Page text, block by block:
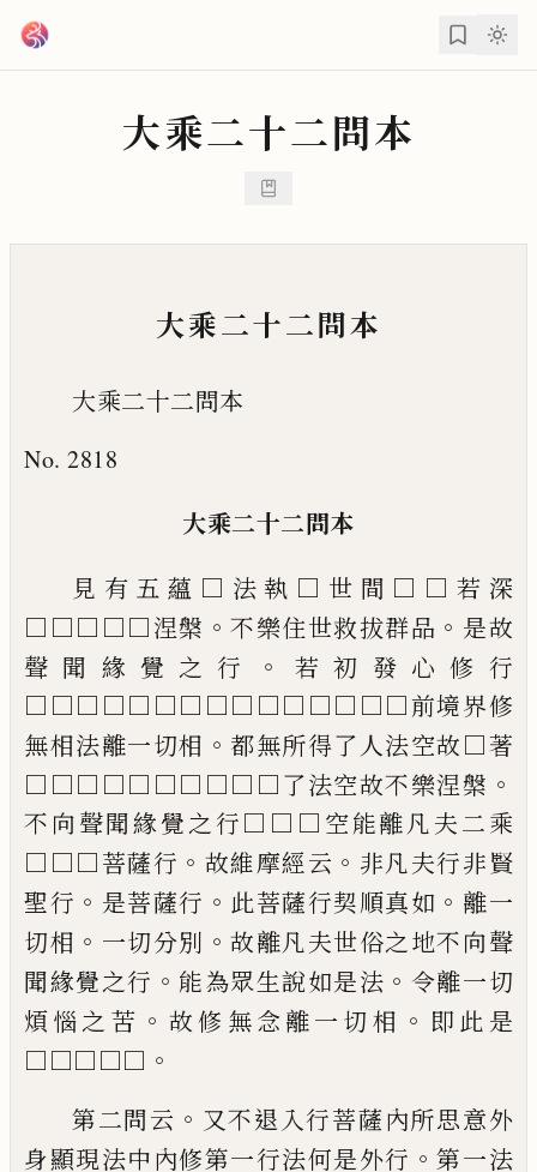
大乘二十二問本
大乘二十二問本
大乘二十二問本
No. 2818
大乘二十二問本
見有五蘊□法執□世間□□若深
□□□ □□涅槃 。不樂住世救拔群品 。 是故
聲聞緣 覺之行 。若初發心修行
□□□□□□□□□□□□□□□前境界修
無相法離一切相 。 都無所得了人法空故□著
□□□□□ □□□□□了法空故不樂涅槃 。
不向聲聞緣覺之行□□□空能離凡夫二乘
□□□菩薩行 。 故維摩經云 。 非凡夫行非賢
聖行 。 是菩薩行 。 此菩薩行契順真如 。 離一
切相 。 一切分別 。故離凡夫世俗之地不向聲
聞緣覺之行 。 能為眾生說如是法 。 令離一切
煩惱之苦 。故修無念離一切相 。 即此是
□□□□□ 。
第二問云 。 又不退入行菩薩內所思意外
身顯現法中內修第一行法何是外行 。第一法